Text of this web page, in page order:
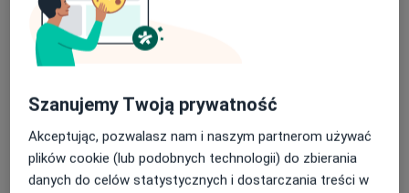
Chirurgia stomatologiczna
Od 500 zł Szczegóły
Od 100 zł Szczegóły
Lakowanie zębów
100 zł Szczegóły
Szanujemy Twoją prywatność
Akceptując, pozwalasz nam i naszym partnerom używać
plików cookie (lub podobnych technologii) do zbierania
danych do celów statystycznych i dostarczania treści w